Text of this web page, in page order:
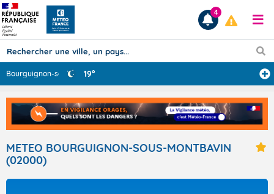
Prévisions
TOUS LES RÉSULTATS
4
Bourguignon-sou ... 19°
METEO BOURGUIGNON-SOUS-MONTBAVIN
(02000)